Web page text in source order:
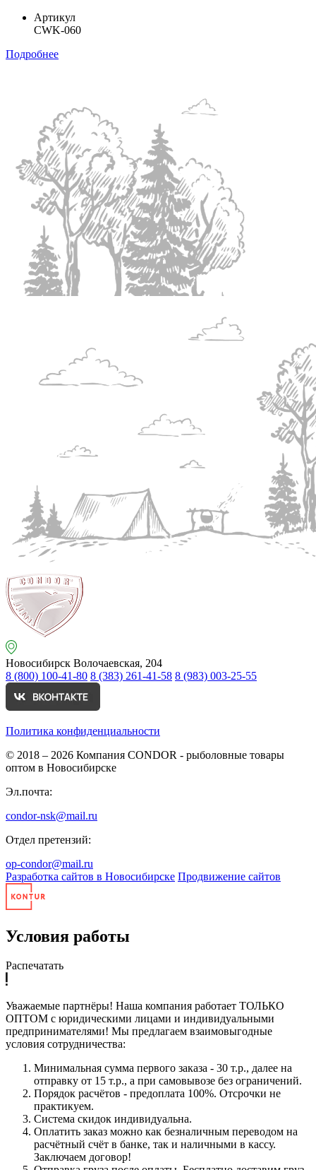
Артикул
CWK-060
Подробнее
Новосибирск Волочаевская, 204
8 (800) 100-41-80 8 (383) 261-41-58 8 (983) 003-25-55
Политика конфиденциальности
© 2018 – 2026 Компания CONDOR - рыболовные товары
оптом в Новосибирске
Эл.почта:
condor-nsk@mail.ru
Отдел претензий:
op-condor@mail.ru
Разработка сайтов в Новосибирске Продвижение сайтов
Условия работы
Распечатать
Уважаемые партнёры! Наша компания работает ТОЛЬКО
ОПТОМ с юридическими лицами и индивидуальными
предпринимателями! Мы предлагаем взаимовыгодные
условия сотрудничества:
Минимальная сумма первого заказа - 30 т.р., далее на
отправку от 15 т.р., а при самовывозе без ограничений.
Порядок расчётов - предоплата 100%. Отсрочки не
практикуем.
Система скидок индивидуальна.
Оплатить заказ можно как безналичным переводом на
расчётный счёт в банке, так и наличными в кассу.
Заключаем договор!